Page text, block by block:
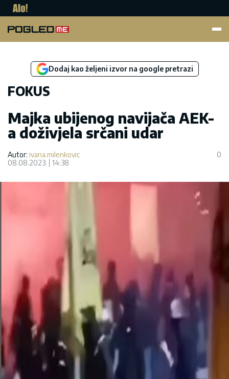
Dodaj kao željeni izvor na google pretrazi
FOKUS
Majka ubijenog navijača AEK-
a doživjela srčani udar
Autor: ivana.milenkovic
08.08.2023.
14:38
0